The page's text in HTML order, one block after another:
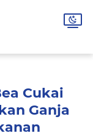
Cukai
Ganja